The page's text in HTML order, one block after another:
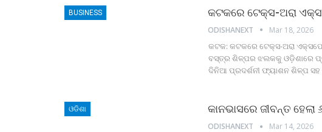
BUSINESS କଟକରେ ଟେକ୍ସ-ଅରା
ODISHANEXT Mar 18, 2026
କଟକ: କଟକରେ ଟେକ୍ସ-ଅରା
ବସ୍ତ୍ର ଶିଳ୍ପର ଝଲକକୁ ଓଡ଼ିଶାରେ
ଦିନିଆ ପ୍ରଦର୍ଶନୀ ଫ୍ୟାଶନ ଶିଳ୍ପ ସହ
ଓଡିଶା କାନଭାସରେ ଜୀବନ୍ତ
ODISHANEXT Mar 14, 2026